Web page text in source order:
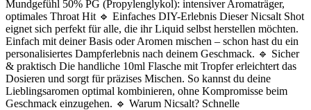
Mundgefühl 50% PG (Propylenglykol): intensiver Aromaträger,
optimales Throat Hit 🔹 Einfaches DIY-Erlebnis Dieser Nicsalt Shot
eignet sich perfekt für alle, die ihr Liquid selbst herstellen möchten.
Einfach mit deiner Basis oder Aromen mischen – schon hast du ein
personalisiertes Dampferlebnis nach deinem Geschmack. 🔹 Sicher
& praktisch Die handliche 10ml Flasche mit Tropfer erleichtert das
Dosieren und sorgt für präzises Mischen. So kannst du deine
Lieblingsaromen optimal kombinieren, ohne Kompromisse beim
Geschmack einzugehen. 🔹 Warum Nicsalt? Schnelle